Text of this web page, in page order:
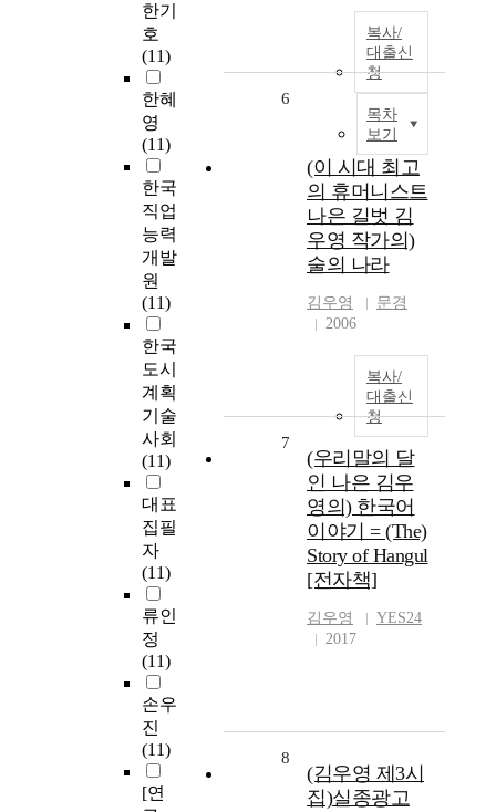
한기
호
(11)
한혜
영
(11)
한국
직업
능력
개발
원
(11)
한국
도시
계획
기술
사회
(11)
대표
집필
자
(11)
류인
정
(11)
손우
진
(11)
[연
복사/
대출신
청
목차
보기
6
(이 시대 최고
의 휴머니스트
나은 길벗 김
우영 작가의)
술의 나라
김우영
문경
2006
복사/
대출신
청
7
(우리말의 달
인 나은 김우
영의) 한국어
이야기 = (The)
Story of Hangul
[전자책]
김우영
YES24
2017
8
(김우영 제3시
집)실종광고